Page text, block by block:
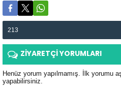
213
ZİYARETÇİ YORUMLARI
Henüz yorum yapılmamış. İlk yorumu
yapabilirsiniz.